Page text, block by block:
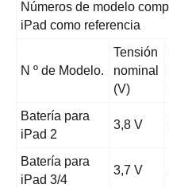
Números de modelo
iPad como referencia
N º de Modelo.
Tensión
nominal
(V)
Batería para
iPad 2
3,8 V
Batería para
iPad 3/4
3,7 V